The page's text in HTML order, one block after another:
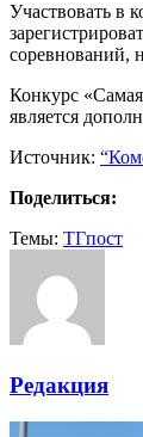
Участвовать в
соревнований,
Конкурс
является
Источник:
Поделиться:
Темы: ТГпост
Редакция